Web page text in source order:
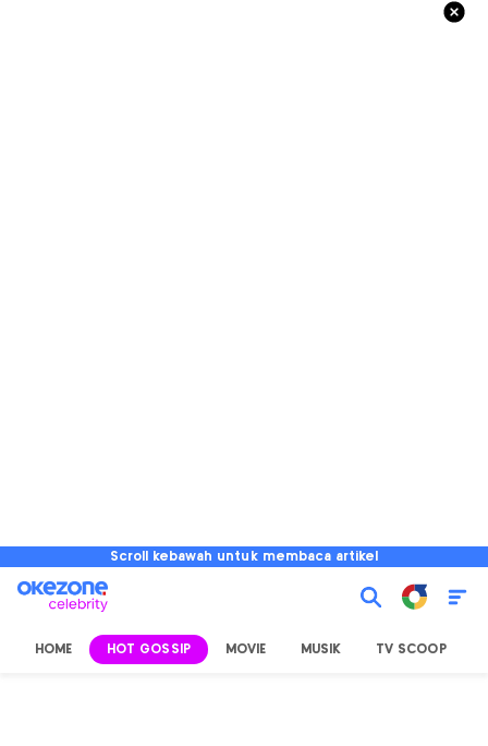
Scroll kebawah untuk membaca artikel
HOME HOT GOSSIP MOVIE MUSIK TV SCOOP